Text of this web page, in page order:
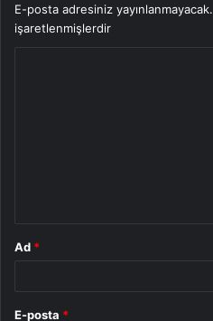
E-posta adresiniz yayınlanmayacak.
işaretlenmişlerdir
Ad *
E-posta *